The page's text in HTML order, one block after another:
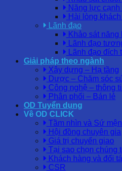
Năng lực cạnh
Hài lòng
Lãnh đạo
Khảo sát
Lãnh đạo
Lãnh đạo đích
Giải pháp theo ngành
Xây dựng – Hạ tầng
Dược – Chăm sóc
Công nghệ – thông
Phân phối – Bán lẻ
OD Tuyển dụng
Về OD CLICK
Tầm nhìn và Sứ
Hội đồng chuyên gia
Giá trị chuyển giao
Tại sao chọn chúng
Khách hàng và đối
CSR